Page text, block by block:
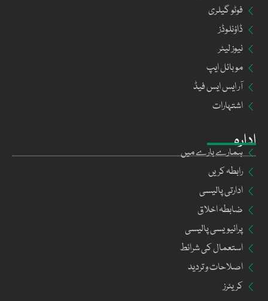
ادارہ
ہمارے بارے میں
رابطہ کریں
ادارتی پالیسی
ضابطہ اخلاق
پرائیویسی پالیسی
استعمال کی شرائط
اصلاحات و تردید
کریئرز
فوٹو گیلری
ڈاؤنلوڈز
نیوز لیٹر
موبائل ایپ
آر ایس ایس فیڈ
اشتہارات